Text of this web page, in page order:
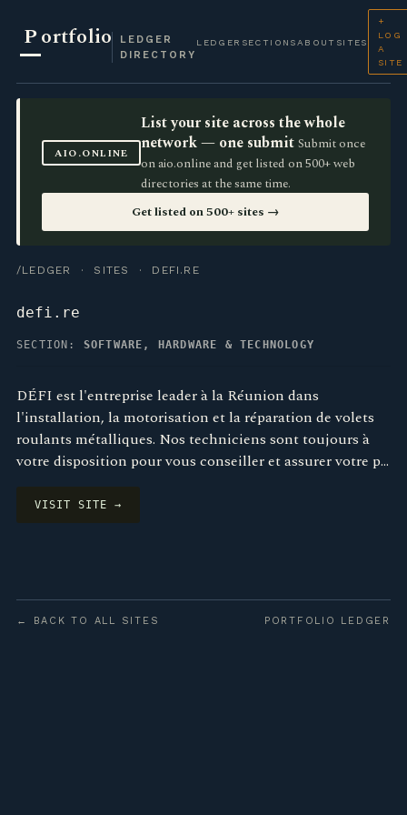
Portfolio
LEDGER
DIRECTORY
LEDGER SECTIONS ABOUT SITES
+
LOG
A
SITE
AIO.ONLINE
List your site across the whole
network — one submit Submit once
on aio.online and get listed on 500+ web
directories at the same time.
Get listed on 500+ sites →
/LEDGER · SITES · DEFI.RE
defi.re
SECTION: SOFTWARE, HARDWARE & TECHNOLOGY
DÉFI est l'entreprise leader à la Réunion dans
l'installation, la motorisation et la réparation de volets
roulants métalliques. Nos techniciens sont toujours à
votre disposition pour vous conseiller et assurer votre p…
VISIT SITE →
← BACK TO ALL SITES PORTFOLIO LEDGER